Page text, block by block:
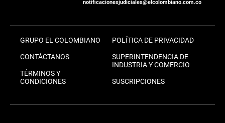
notificacionesjudiciales@elcolombiano.com.co
GRUPO EL COLOMBIANO
CONTÁCTANOS
TÉRMINOS Y
CONDICIONES
POLÍTICA DE PRIVACIDAD
SUPERINTENDENCIA DE
INDUSTRIA Y COMERCIO
SUSCRIPCIONES